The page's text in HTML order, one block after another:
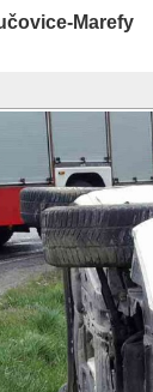
Marefy